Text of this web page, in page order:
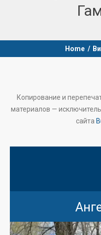
Home /
Копирование и
материалов —
сайта